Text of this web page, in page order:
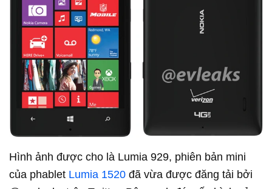
Hình ảnh được cho là Lumia 929, phiên bản mini
của phablet Lumia 1520 đã vừa được đăng tải bởi